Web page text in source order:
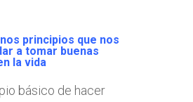
principios que nos
a tomar buenas
la vida
básico de hacer